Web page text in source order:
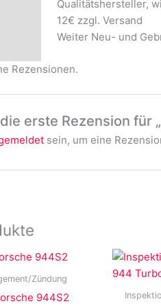
Qualitätshersteller,
12€ zzgl. Versand
Weiter Neu- und
Rezensionen.
erste Rezension für
sein, um eine
Zündung
944S2